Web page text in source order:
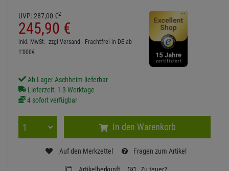
UVP:287,00 €2
245,90 €
inkl. MwSt. zzgl Versand - Frachtfrei in DE ab
1'000€
Ab Lager Aschheim lieferbar
Lieferzeit: 1-3 Werktage
4 sofort verfügbar
In den Warenkorb
Auf den Merkzettel Fragen zum Artikel